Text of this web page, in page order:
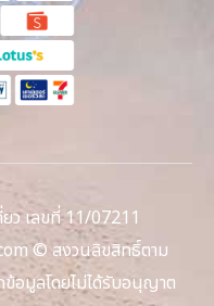
ว เลขที่ 11/07211
© สงวนลิขสิทธิ์ตาม
อมูลโดยไม่ได้รับอนุญาต